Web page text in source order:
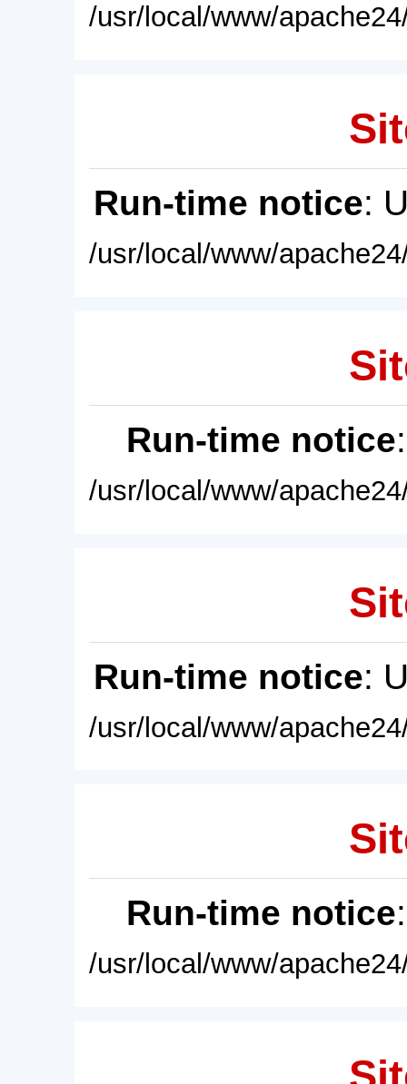
/usr/local/www/
Run-time notice:
/usr/local/www/
Run-time notice
/usr/local/www/
Run-time notice:
/usr/local/www/
Run-time notice
/usr/local/www/